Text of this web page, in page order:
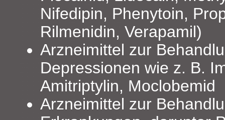
Nifedipin, Phenytoin,
Rilmenidin, Verapamil)
Arzneimittel zur
Depressionen wie z. B.
Amitriptylin, Moclobemid
Arzneimittel zur